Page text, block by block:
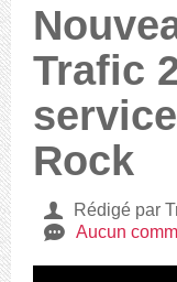
Trafic
Rock
U Rédigé par
e Aucun